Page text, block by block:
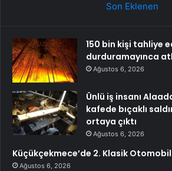
Son Eklenen
150 bin kişi tahliye
durduramayınca
Ağustos 6, 2026
Ünlü iş insanı
kafede bıçaklı
ortaya çıktı
Ağustos 6, 2026
Küçükçekmece’de 2. Klasik
Ağustos 6, 2026